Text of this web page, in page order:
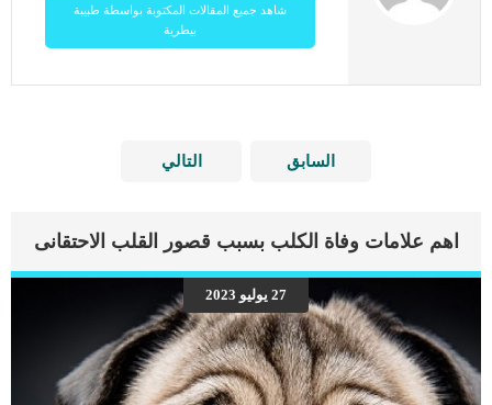
شاهد جميع المقالات المكتوبة بواسطة طبيبة
بيطرية
السابق التالي
اهم علامات وفاة الكلب بسبب قصور القلب الاحتقانى
27 يوليو 2023